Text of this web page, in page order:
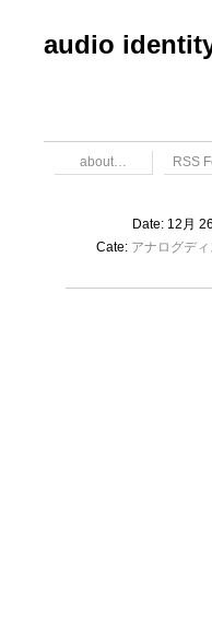
audio
about… RSS
Date: 12月
Cate: アナログデ